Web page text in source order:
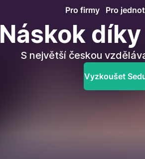
Pro firmy Pro
Náskok
S největší českou
Vyzkoušet